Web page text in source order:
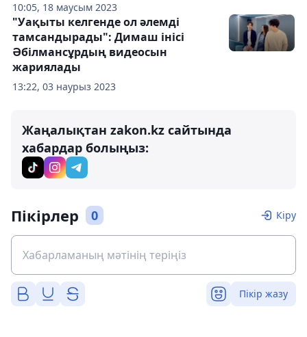
10:05, 18 маусым 2023
13:22, 03 наурыз 2023
"Уақыты келгенде ол әлемді
тамсандырады": Димаш інісі
Әбілмансұрдың видеосын
жариялады
Жаңалықтан zakon.kz сайтында
хабардар болыңыз:
Пікірлер 0 Кіру
Пікір жазу